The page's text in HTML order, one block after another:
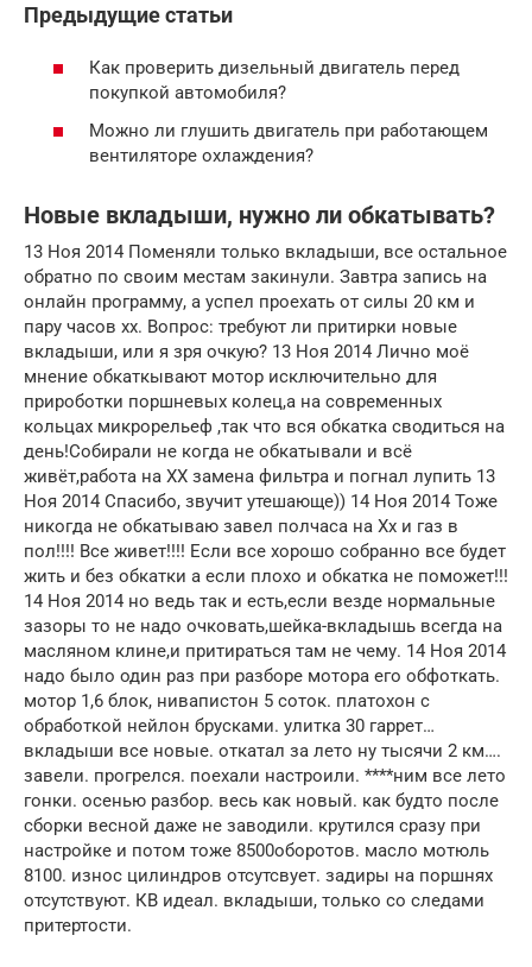
Предыдущие статьи
Как проверить дизельный двигатель перед
покупкой автомобиля?
Можно ли глушить двигатель при работающем
вентиляторе охлаждения?
Новые вкладыши, нужно ли обкатывать?
13 Ноя 2014 Поменяли только вкладыши, все остальное
обратно по своим местам закинули. Завтра запись на
онлайн программу, а успел проехать от силы 20 км и
пару часов хх. Вопрос: требуют ли притирки новые
вкладыши, или я зря очкую? 13 Ноя 2014 Лично моё
мнение обкаткывают мотор исключительно для
прироботки поршневых колец,а на современных
кольцах микрорельеф ,так что вся обкатка сводиться на
день!Собирали не когда не обкатывали и всё
живёт,работа на ХХ замена фильтра и погнал лупить 13
Ноя 2014 Спасибо, звучит утешающе)) 14 Ноя 2014 Тоже
никогда не обкатываю завел полчаса на Хх и газ в
пол!!!! Все живет!!!! Если все хорошо собранно все будет
жить и без обкатки а если плохо и обкатка не поможет!!!
14 Ноя 2014 но ведь так и есть,если везде нормальные
зазоры то не надо очковать,шейка-вкладышь всегда на
масляном клине,и притираться там не чему. 14 Ноя 2014
надо было один раз при разборе мотора его обфоткать.
мотор 1,6 блок, нивапистон 5 соток. платохон с
обработкой нейлон брусками. улитка 30 гаррет…
вкладыши все новые. откатал за лето ну тысячи 2 км….
завели. прогрелся. поехали настроили. ****ним все лето
гонки. осенью разбор. весь как новый. как будто после
сборки весной даже не заводили. крутился сразу при
настройке и потом тоже 8500оборотов. масло мотюль
8100. износ цилиндров отсутсвует. задиры на поршнях
отсутствуют. КВ идеал. вкладыши, только со следами
притертости.